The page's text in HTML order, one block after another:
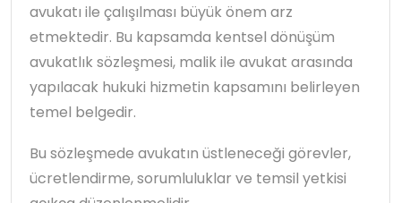
avukatı ile çalışılması büyük önem arz
etmektedir. Bu kapsamda kentsel dönüşüm
avukatlık sözleşmesi, malik ile avukat arasında
yapılacak hukuki hizmetin kapsamını belirleyen
temel belgedir.
Bu sözleşmede avukatın üstleneceği görevler,
ücretlendirme, sorumluluklar ve temsil yetkisi